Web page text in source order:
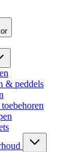
& peddels